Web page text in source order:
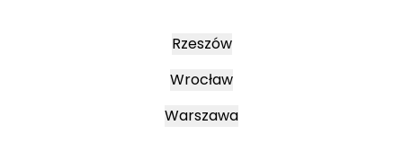
Rzeszów
Wrocław
Warszawa